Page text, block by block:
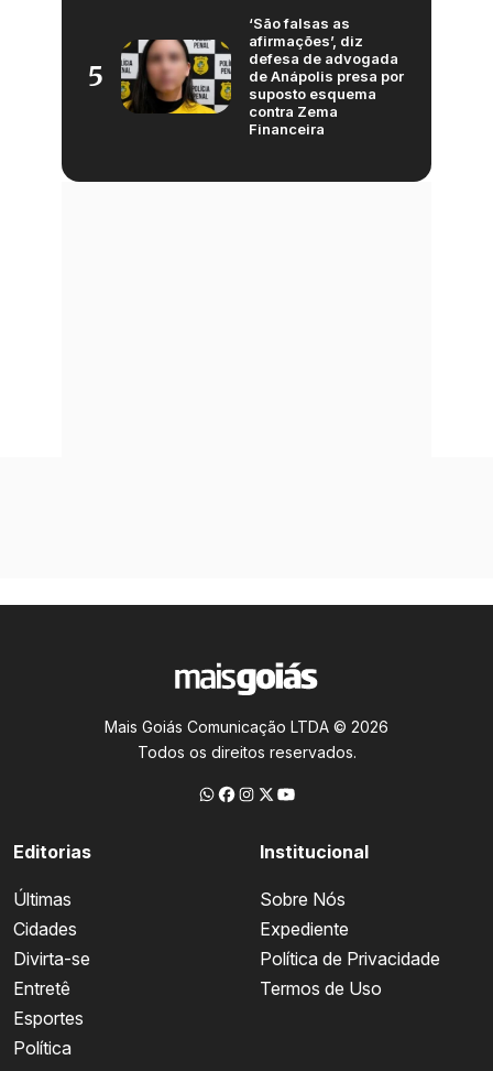
5
‘São falsas as
afirmações’, diz
defesa de advogada
de Anápolis presa por
suposto esquema
contra Zema
Financeira
Mais Goiás Comunicação LTDA © 2026
Todos os direitos reservados.
Editorias
Últimas
Cidades
Divirta-se
Entretê
Esportes
Política
Institucional
Sobre Nós
Expediente
Política de Privacidade
Termos de Uso